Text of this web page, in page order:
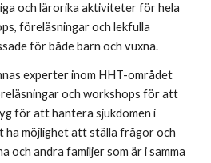
och lärorika aktiviteter för hela
föreläsningar och lekfulla
för både barn och vuxna.
experter inom HHT-området
och workshops för att
för att hantera sjukdomen i
ha möjlighet att ställa frågor och
och andra familjer som är i samma